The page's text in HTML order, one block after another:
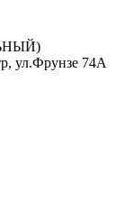
ул.Фрунзе 74А